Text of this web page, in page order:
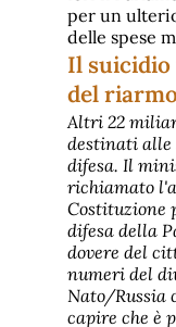
per un
delle spese
Il
del
Altri 22
destinati
difesa. Il
richiamato
Costituzione
difesa della
dovere del
numeri del
Nato/Russia
capire che è